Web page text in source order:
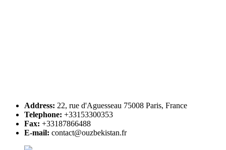
Address: 22, rue d'Aguesseau 75008 Paris, France
Telephone: +33153300353
Fax: +33187866488
E-mail: contact@ouzbekistan.fr